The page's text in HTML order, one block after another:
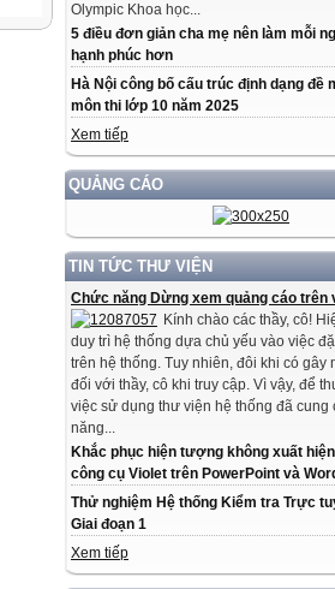
Olympic Khoa học...
5 điều đơn giản cha mẹ nên làm mỗi
hạnh phúc hơn
Hà Nội công bố cấu trúc định dạng đề
môn thi lớp 10 năm 2025
Xem tiếp
QUẢNG CÁO
TIN TỨC THƯ VIỆN
Chức năng Dừng xem quảng cáo trên
Kính chào các thầy, cô!
duy trì hệ thống dựa chủ yếu vào việc
trên hệ thống. Tuy nhiên, đôi khi có gây
đối với thầy, cô khi truy cập. Vì vậy, để
việc sử dụng thư viện hệ thống đã cung
năng...
Khắc phục hiện tượng không xuất
công cụ Violet trên PowerPoint và
Thử nghiệm Hệ thống Kiểm tra Trực
Giai đoạn 1
Xem tiếp